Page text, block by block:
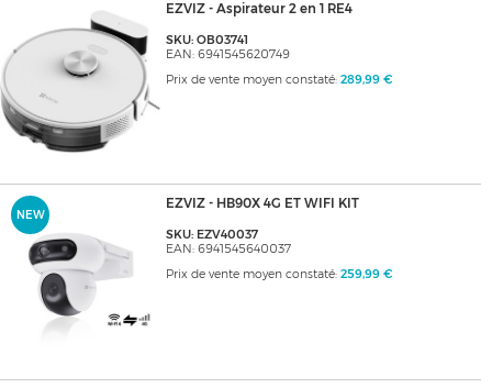
EZVIZ - Aspirateur 2 en 1 RE4
SKU: OB03741
EAN: 6941545620749
Prix de vente moyen constaté: 289,99 €
NEW
EZVIZ - HB90X 4G ET WIFI KIT
SKU: EZV40037
EAN: 6941545640037
Prix de vente moyen constaté: 259,99 €